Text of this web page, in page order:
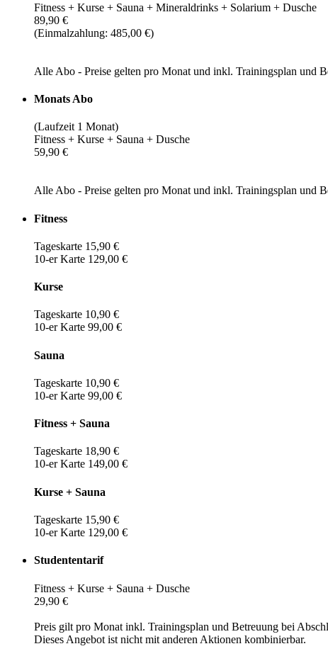
Fitness + Kurse + Sauna + Mineraldrinks + Solarium + Dusche
89,90 €
(Einmalzahlung: 485,00 €)
Alle Abo - Preise gelten pro Monat und inkl. Trainingsplan und
Monats Abo
(Laufzeit 1 Monat)
Fitness + Kurse + Sauna + Dusche
59,90 €
Alle Abo - Preise gelten pro Monat und inkl. Trainingsplan und
Fitness
Tageskarte 15,90 €
10-er Karte 129,00 €
Kurse
Tageskarte 10,90 €
10-er Karte 99,00 €
Sauna
Tageskarte 10,90 €
10-er Karte 99,00 €
Fitness + Sauna
Tageskarte 18,90 €
10-er Karte 149,00 €
Kurse + Sauna
Tageskarte 15,90 €
10-er Karte 129,00 €
Studententarif
Fitness + Kurse + Sauna + Dusche
29,90 €
Preis gilt pro Monat inkl. Trainingsplan und Betreuung bei
Dieses Angebot ist nicht mit anderen Aktionen kombinierbar.